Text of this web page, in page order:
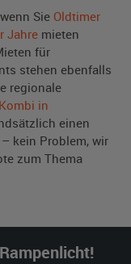
Sie Oldtimer
Jahre mieten
für
stehen ebenfalls
regionale
Kombi in
einen
kein Problem, wir
zum Thema